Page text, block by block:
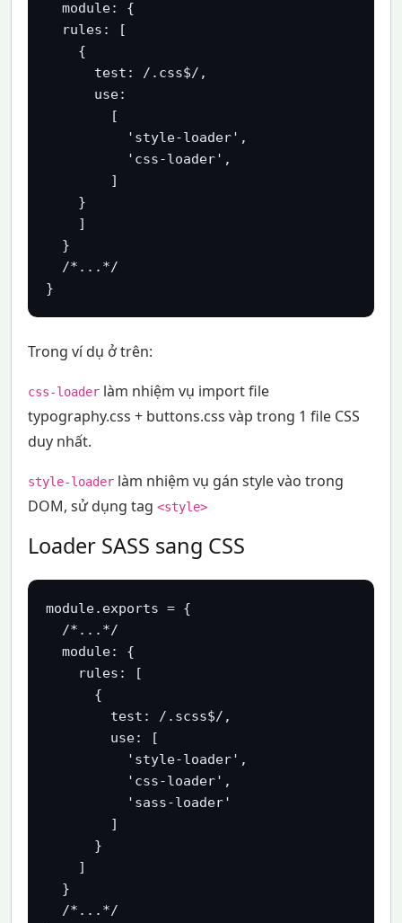
  module: {
  rules: [
    {
      test: /.css$/,
      use:
        [
          'style-loader',
          'css-loader',
        ]
    }
    ]
  }
  /*...*/
}
Trong ví dụ ở trên:
css-loaderlàm nhiệm vụ import file
typography.css + buttons.css vàp trong 1 file CSS
duy nhất.
style-loaderlàm nhiệm vụ gán style vào trong
DOM, sử dụng tag <style>
Loader SASS sang CSS
module.exports = {
  /*...*/
  module: {
    rules: [
      {
        test: /.scss$/,
        use: [
          'style-loader',
          'css-loader',
          'sass-loader'
        ]
      }
    ]
  }
  /*...*/